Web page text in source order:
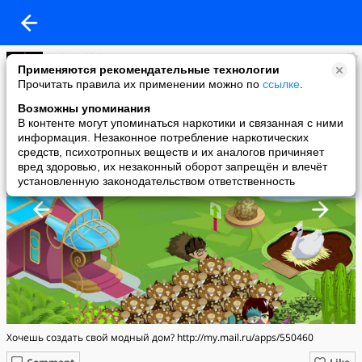
Применяются рекомендательные технологии
Прочитать правила их применении можно по ссылке
Возможны упоминания
В контенте могут упоминаться наркотики и связанная с ними
информация. Незаконное потребление наркотических
средств, психотропных веществ и их аналогов причиняет
вред здоровью, их незаконный оборот запрещён и влечёт
установленную законодательством ответственность
yulia rokhlina
added a photo
14 Dec в 14:39
Хочешь создать свой модный дом? http://my.mail.ru/apps/550460